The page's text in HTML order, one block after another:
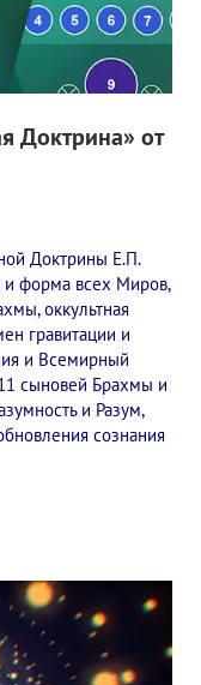
Доктрина» от
Доктрины Е.П.
и форма всех Миров,
оккультная
гравитации и
и Всемирный
сыновей Брахмы и
и Разум,
сознания